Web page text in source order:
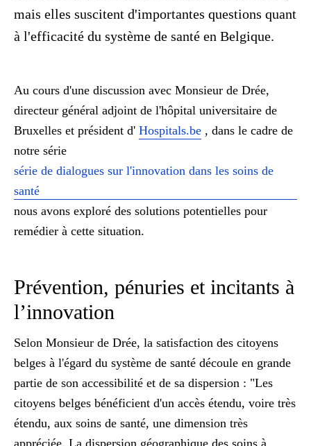
mais elles suscitent d'importantes questions quant
à l'efficacité du système de santé en Belgique.
Au cours d'une discussion avec Monsieur de Drée,
directeur général adjoint de l'hôpital universitaire de
Bruxelles et président d' Hospitals.be , dans le cadre de
notre série
série de dialogues sur l'innovation dans les soins de
santé
nous avons exploré des solutions potentielles pour
remédier à cette situation.
Prévention, pénuries et incitants à
l’innovation
Selon Monsieur de Drée, la satisfaction des citoyens
belges à l'égard du système de santé découle en grande
partie de son accessibilité et de sa dispersion : "Les
citoyens belges bénéficient d'un accès étendu, voire très
étendu, aux soins de santé, une dimension très
appréciée. La dispersion géographique des soins à